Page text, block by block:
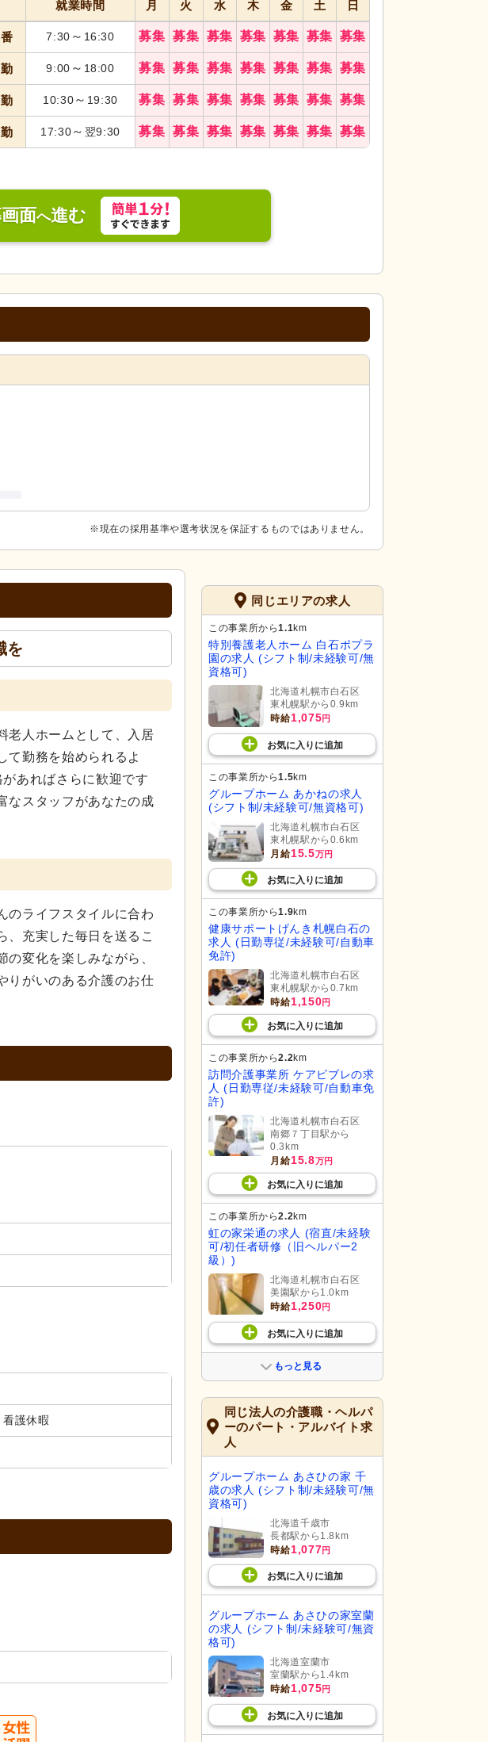
ったりとした空間のエントランス周辺、緑に囲まれた心地よい場所です。
就業時間 月 火 水 木 金 土 日
7:30 ～ 16:30 募集 募集 募集 募集 募集 募集 募集
9:00 ～ 18:00 募集 募集 募集 募集 募集 募集 募集
10:30～ 19:30 募集 募集 募集 募集 募集 募集 募集
17:30～ 翌9:30 募集 募集 募集 募集 募集 募集 募集
面へ進む
※現在の採用基準や選考状況を保証するものではありません。
を
老人ホームとして、入居
て勤務を始められるよ
あればさらに歓迎です
なスタッフがあなたの成
のライフスタイルに合わ
、充実した毎日を送るこ
変化を楽しみながら、
りがいのある介護のお仕
護休暇
同じエリアの求人
この事業所から1.1km
特別養護老人ホーム 白石ポプラ
園の求人 (シフト制/未経験可/無
資格可)
北海道札幌市白石区
東札幌駅から0.9km
時給1,075円
お気に入り に追加
この事業所から1.5km
グループホーム あかねの求人
(シフト制/未経験可/無資格可)
北海道札幌市白石区
東札幌駅から0.6km
月給15.5万円
お気に入り に追加
この事業所から1.9km
健康サポートげんき札幌白石の
求人 (日勤専従/未経験可/自動車
免許)
北海道札幌市白石区
東札幌駅から0.7km
時給1,150円
お気に入り に追加
この事業所から2.2km
訪問介護事業所 ケアビブレの求
人 (日勤専従/未経験可/自動車免
許)
北海道札幌市白石区
南郷７丁目駅から
0.3km
月給15.8万円
お気に入り に追加
この事業所から2.2km
虹の家栄通の求人 (宿直/未経験
可/初任者研修（旧ヘルパー2
級）)
北海道札幌市白石区
美園駅から1.0km
時給1,250円
お気に入り に追加
もっと見る
同じ法人の介護職・ヘルパ
ーのパート・アルバイト求
人
グループホーム あさひの家 千
歳の求人 (シフト制/未経験可/無
資格可)
北海道千歳市
長都駅から1.8km
時給1,077円
お気に入り に追加
グループホーム あさひの家室蘭
の求人 (シフト制/未経験可/無資
格可)
北海道室蘭市
室蘭駅から1.4km
時給1,075円
お気に入り に追加